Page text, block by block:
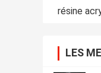
résine
LES